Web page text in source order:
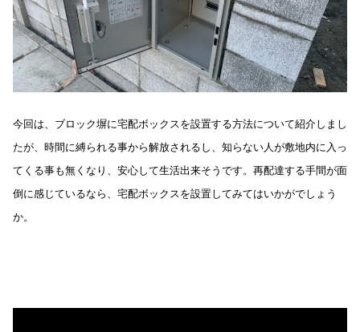
今回は、ブロック塀に宅配ボックスを設置する方法について紹介しまし
たが、時間に縛られる事から解放されるし、知らない人が敷地内に入っ
てくる事も無くなり、安心して生活出来そうです。再配達する手間が面
倒に感じているなら、宅配ボックスを設置してみてはいかがでしょう
か。